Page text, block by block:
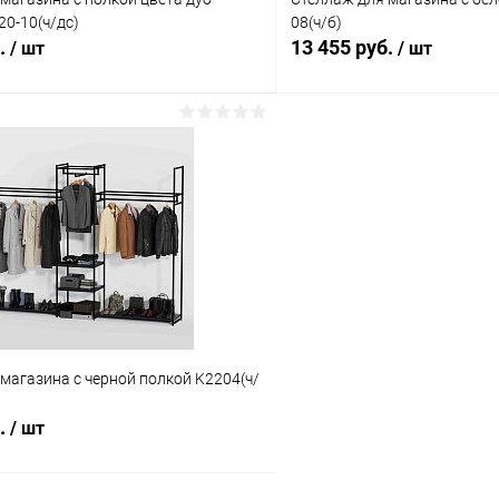
10(ч/дс)
/ шт
Сравнение
В наличии
08(ч/б)
13 455 руб. / шт
с черной полкой K2204(ч/
/ шт